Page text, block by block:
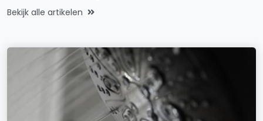
Bekijk alle artikelen